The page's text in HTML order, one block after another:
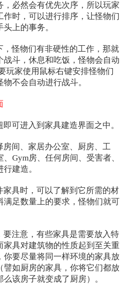
，必然会有优先次序，所以玩家
作时，可以进行排序，让怪物们
上的事务。
，怪物们有非硬性的工作，那就
战斗，休息和吃饭，怪物会自动
玩家使用鼠标右键安排怪物们
不会自动进行战斗。
即可进入到家具建造界面之中。
房间、家居办公室、厨房、工
Gym房、任何房间、受害者、
建造。
家具时，可以了解到它所需的材
满足数量上的要求，怪物们就可
要注意，有些家具是需要放入特
家具对建筑物的性质起到至关重
你要尽量将同一样环境的家具放
譬如厨房的家具，你将它们都放
该房子就变成了厨房）。